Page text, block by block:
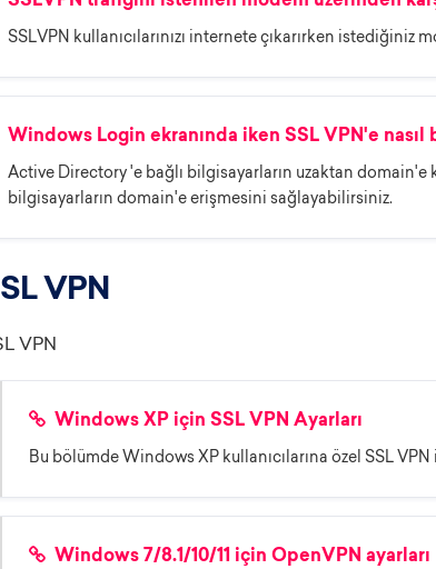
SSLVPN kullanıcılarınızı internete çıkarırken
Windows Login ekranında iken SSL VPN'e nasıl
Active Directory 'e bağlı bilgisayarların uzaktan domain'e
bilgisayarların domain'e erişmesini sağlayabilirsiniz.
VPN
VPN
Windows XP için SSL VPN Ayarları
Bu bölümde Windows XP kullanıcılarına özel SSL
Windows 7/8.1/10/11 için OpenVPN ayarları